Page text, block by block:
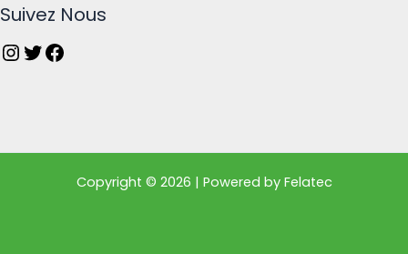
Suivez Nous
Copyright © 2026 | Powered by Felatec